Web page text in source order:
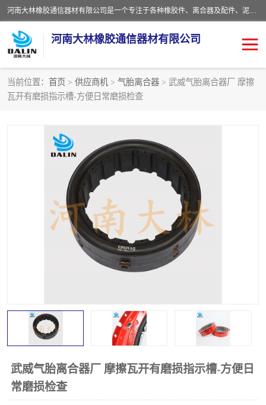
河南大林橡胶通信器材有限公司是一个专注于各种橡胶件、离合器及配件、泥浆泵及配件等产品设计制造和加工的企业。产品应用于矿山、冶金、石油、钢铁、化工、水泥、船舶、造纸、通用机械等各种大功率机械传动或制动装置。
河南大林橡胶通信器材有限公司
当前位置： 首页 > 供应商机 > 气胎离合器 > 武威气胎离合器厂 摩擦
瓦开有磨损指示槽-方便日常磨损检查
武威气胎离合器厂 摩擦瓦开有磨损指示槽-方便日
常磨损检查
推盘离合器
VC离合器
气胎离合器
泥浆泵空气包胶囊 气动元件
DY隔膜式离合器 CB离合器
实芯轮胎